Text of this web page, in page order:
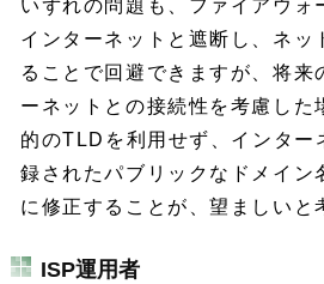
いずれの問題も、ファイアウォ
インターネットと遮断し、ネッ
ることで回避できますが、将来
ーネットとの接続性を考慮した
的のTLDを利用せず、インター
録されたパブリックなドメイン
に修正することが、望ましいと
ISP運用者